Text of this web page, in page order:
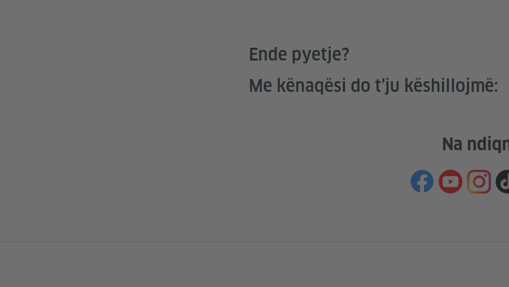
Ende pyetje?
Me kënaqësi do t’ju këshillojmë:
Na